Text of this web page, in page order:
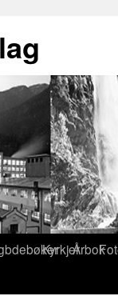
KyrkjerÅrbok